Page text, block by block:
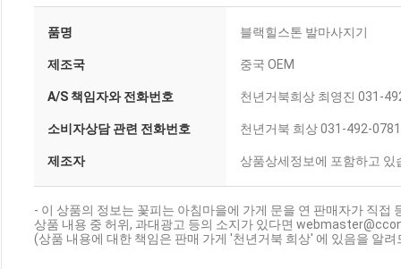
품명 블랙힐스톤 발마사지기
제조국 중국 OEM
A/S 책임자와 전화번호 천년거북희상 최영진 031-
소비자상담 관련 전화번호 천년거북 희상 031-492-0781
제조자 상품상세정보에 포함하고 있
- 이 상품의 정보는 꽃피는 아침마을에 가게 문을 연 판매자가 직접
상품 내용 중 허위, 과대광고 등의 소지가 있다면
(상품 내용에 대한 책임은 판매 가게 '천년거북 희상' 에 있음을 알려